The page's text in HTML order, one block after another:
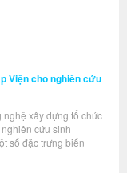
Viện cho nghiên cứu
xây dựng tổ chức
cứu sinh
số đặc trưng biến